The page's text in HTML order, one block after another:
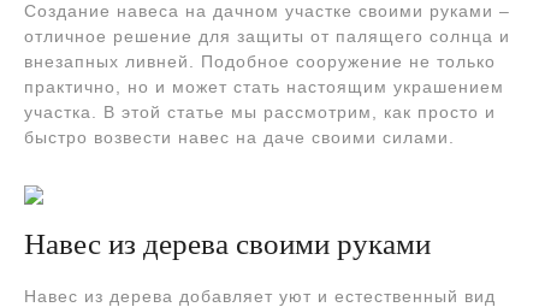
Создание навеса на дачном участке своими руками –
отличное решение для защиты от палящего солнца и
внезапных ливней. Подобное сооружение не только
практично, но и может стать настоящим украшением
участка. В этой статье мы рассмотрим, как просто и
быстро возвести навес на даче своими силами.
Навес из дерева своими руками
Навес из дерева добавляет уют и естественный вид